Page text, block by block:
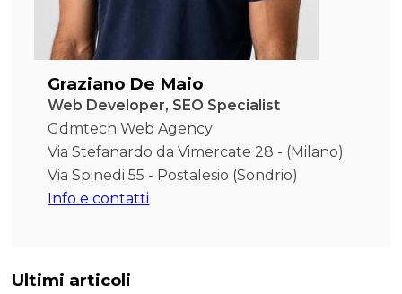
Graziano De Maio
Web Developer, SEO Specialist
Gdmtech Web Agency
Via Stefanardo da Vimercate 28 - (Milano)
Via Spinedi 55 - Postalesio (Sondrio)
Info e contatti
Ultimi articoli